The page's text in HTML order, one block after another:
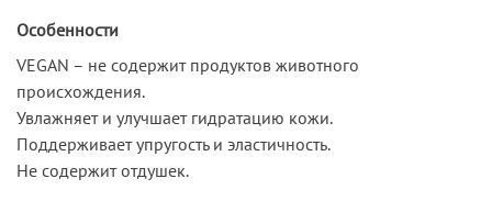
Особенности
VEGAN – не содержит продуктов животного
происхождения.
Увлажняет и улучшает гидратацию кожи.
Поддерживает упругость и эластичность.
Не содержит отдушек.